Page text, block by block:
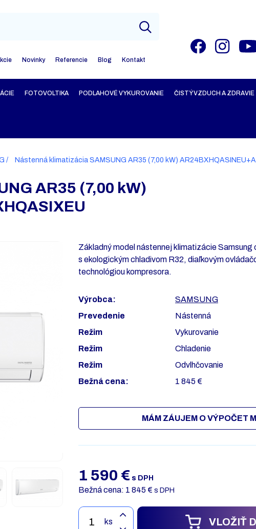
Novinky Referencie Blog Kontakt
FOTOVOLTIKA PODLAHOVÉ VYKUROVANIE ČISTÝ VZDUCH A ZDRAVIE
Nástenná klimatizácia SAMSUNG AR35 (7,00 kW)
AR35 (7,00 kW)
Základný model nástennej klimatizácie Samsung
s ekologickým chladivom R32, diaľkovým
technológiou kompresora.
Výrobca:
SAMSUNG
Prevedenie
Nástenná
Režim
Vykurovanie
Režim
Chladenie
Režim
Odvlhčovanie
Bežná cena:
1 845 €
MÁM ZÁUJEM O VÝPOČET
1 590 € s DPH
Bežná cena: 1 845 € s DPH
ks VLOŽIŤ